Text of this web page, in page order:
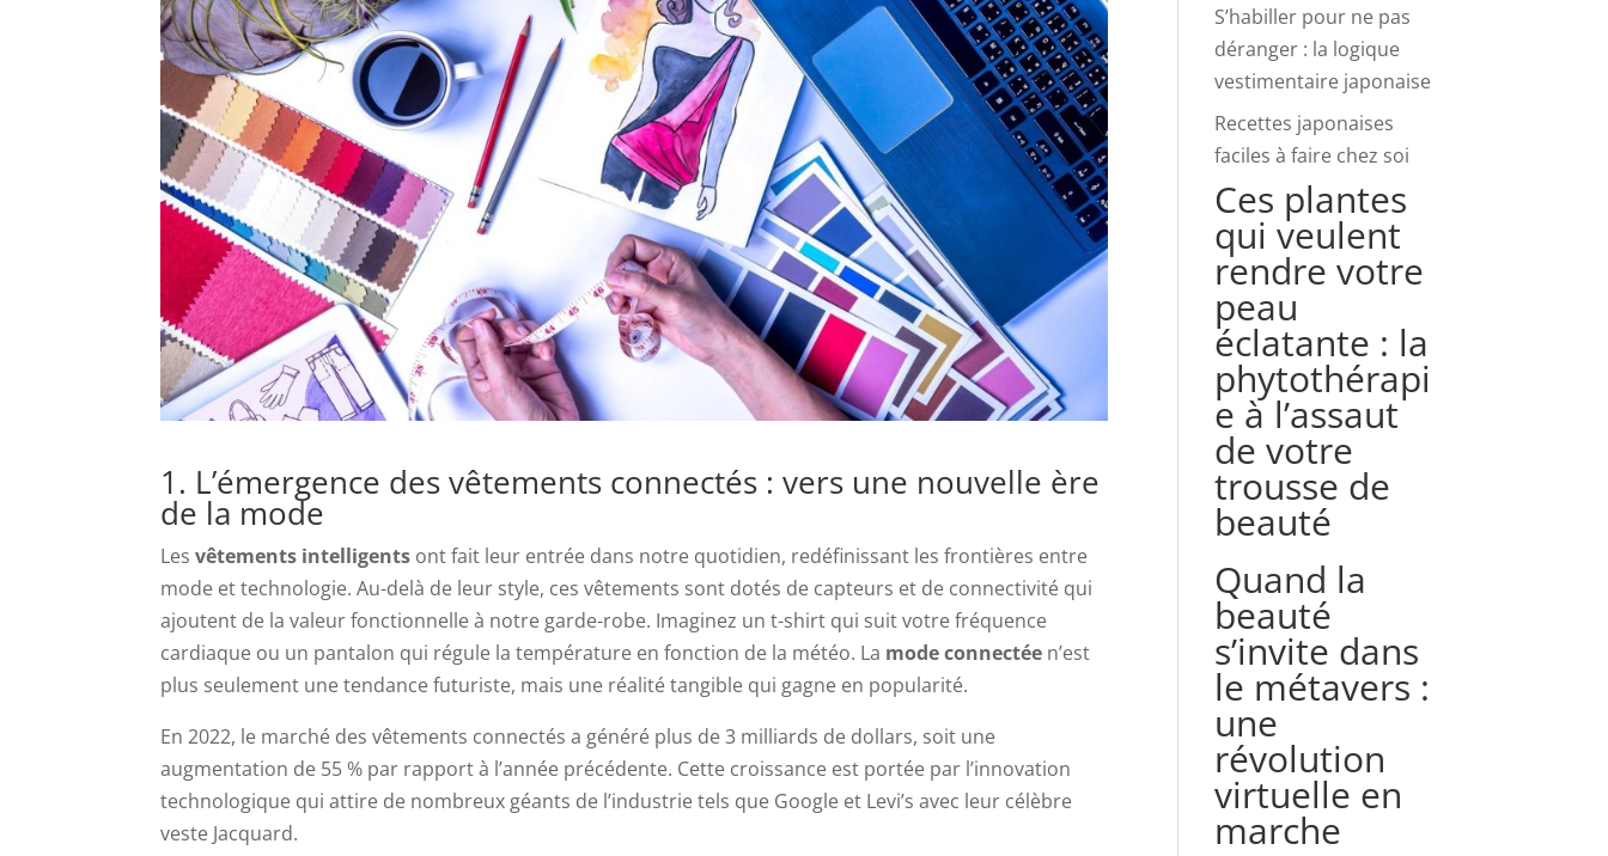
1. L’émergence des vêtements connectés : vers une nouvelle ère
de la mode
Lesvêtements intelligents ont fait leur entrée dans notre quotidien, redéfinissant les frontières entre
mode et technologie. Au-delà de leur style, ces vêtements sont dotés de capteurs et de connectivité qui
ajoutent de la valeur fonctionnelle à notre garde-robe. Imaginez un t-shirt qui suit votre fréquence
cardiaque ou un pantalon qui régule la température en fonction de la météo. La mode connectée n’est
plus seulement une tendance futuriste, mais une réalité tangible qui gagne en popularité.
En 2022, le marché des vêtements connectés a généré plus de 3 milliards de dollars, soit une
augmentation de 55 % par rapport à l’année précédente. Cette croissance est portée par l’innovation
technologique qui attire de nombreux géants de l’industrie tels que Google et Levi’s avec leur célèbre
veste Jacquard.
S’habiller pour ne pas
déranger : la logique
vestimentaire japonaise
Recettes japonaises
faciles à faire chez soi
Ces plantes
qui veulent
rendre votre
peau
éclatante : la
phytothérapi
e à l’assaut
de votre
trousse de
beauté
Quand la
beauté
s’invite dans
le métavers :
une
révolution
virtuelle en
marche